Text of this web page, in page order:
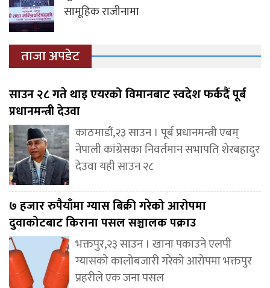
सामूहिक राजीनामा
ताजा अपडेट
साउन २८ गते थाइ एयरको विमानबाट स्वदेश फर्कदैं पूर्ब
प्रधानमन्त्री देउवा
काठमाडौं,२३ साउन । पूर्ब प्रधानमन्त्री एबम्
नेपाली कांग्रेसका निवर्तमान सभापति शेरबहादुर
देउवा यही साउन २८
७ हजार रुपैयाँमा ग्यास बिक्री गरेको आरोपमा
दुवाकोटबाट किराना पसल सञ्चालक पक्राउ
भक्तपुर,२३ साउन । खाना पकाउने एलपी
ग्यासको कालोबजारी गरेको आरोपमा भक्तपुर
प्रहरीले एक जना पसल